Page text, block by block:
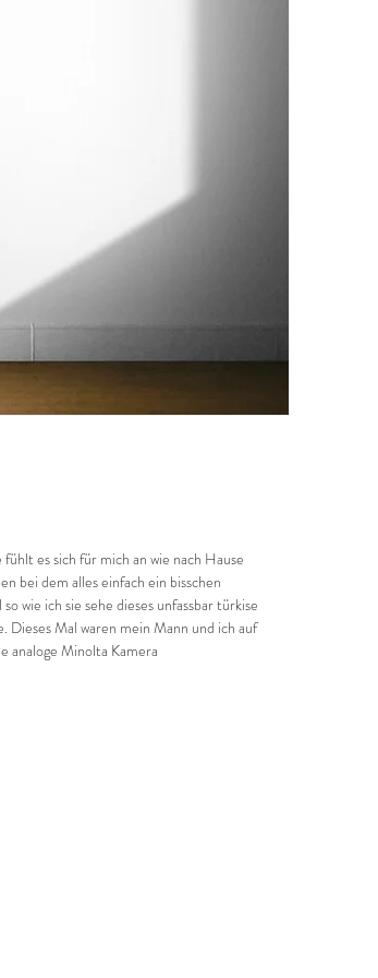
es sich für mich an wie nach Hause
bei dem alles einfach ein bisschen
wie ich sie sehe dieses unfassbar türkise
Dieses Mal waren mein Mann und ich auf
analoge Minolta Kamera